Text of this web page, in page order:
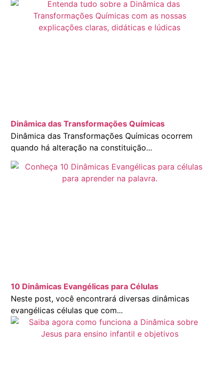
Dinâmica das Transformações Químicas
Dinâmica das Transformações Químicas ocorrem
quando há alteração na constituição...
10 Dinâmicas Evangélicas para Células
Neste post, você encontrará diversas dinâmicas
evangélicas células que com...